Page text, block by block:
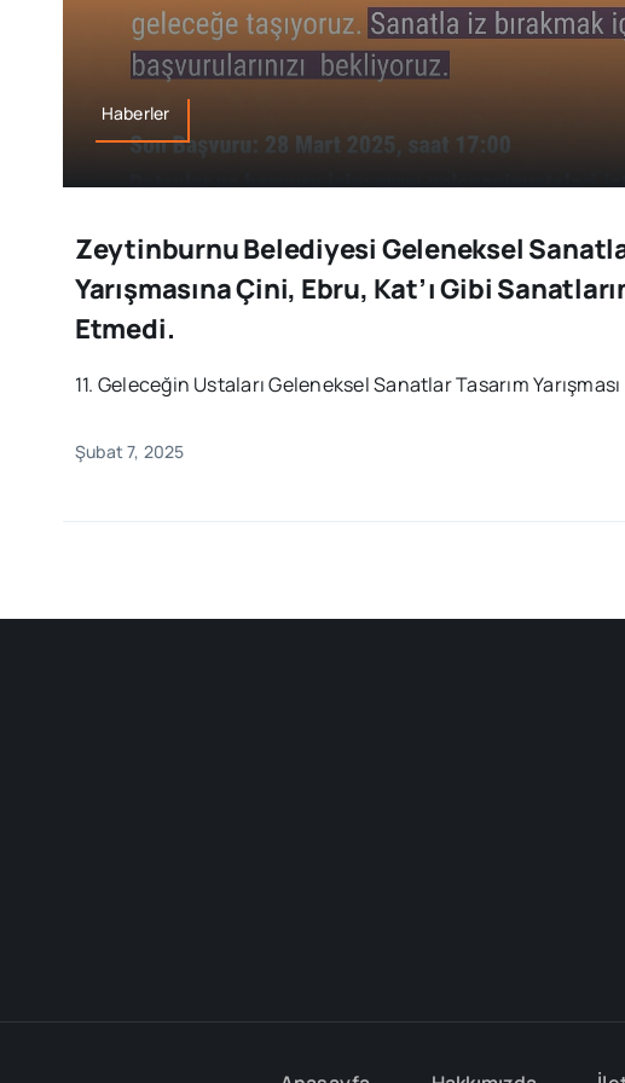
Haberler
Zeytinburnu Belediyesi Geleneksel
Yarışmasına Çini, Ebru, Kat’ı Gibi
Etmedi.
11. Geleceğin Ustaları Geleneksel Sanatlar Tasarım Yarışması
Şubat 7, 2025